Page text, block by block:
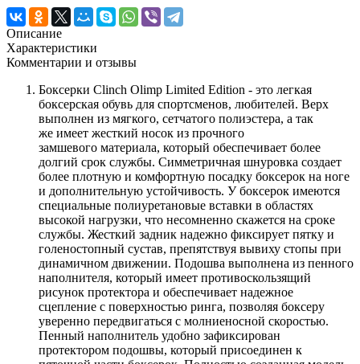
Описание
Характеристики
Комментарии и отзывы
Боксерки Clinch Olimp Limited Edition - это легкая
боксерская обувь для спортсменов, любителей. Верх
выполнен из мягкого, сетчатого полиэстера, а так
же имеет жесткий носок из прочного
замшевого материала, который обеспечивает более
долгий срок службы. Симметричная шнуровка создает
более плотную и комфортную посадку боксерок на ноге
и дополнительную устойчивость. У боксерок имеются
специальные полиуретановые вставки в областях
высокой нагрузки, что несомненно скажется на сроке
службы. Жесткий задник надежно фиксирует пятку и
голеностопный сустав, препятствуя вывиху стопы при
динамичном движении. Подошва выполнена из пенного
наполнителя, который имеет противоскользящий
рисунок протектора и обеспечивает надежное
сцепление с поверхностью ринга, позволяя боксеру
уверенно передвигаться с молниеносной скоростью.
Пенный наполнитель удобно зафиксирован
протектором подошвы, который присоединен к